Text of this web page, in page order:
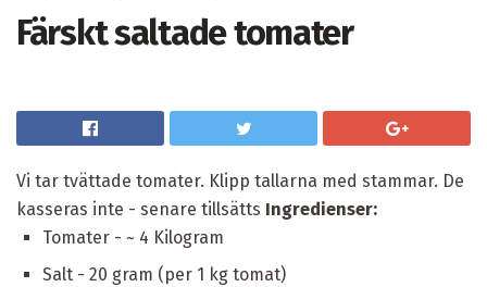
Färskt saltade tomater
Vi tar tvättade tomater. Klipp tallarna med stammar. De
kasseras inte - senare tillsätts Ingredienser:
Tomater - ~ 4 Kilogram
Salt - 20 gram (per 1 kg tomat)